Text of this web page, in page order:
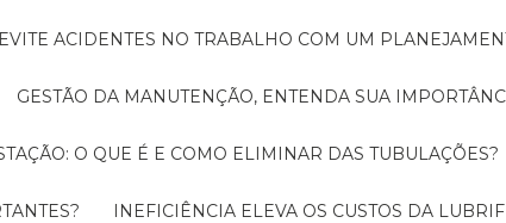
EVITE ACIDENTES NO TRABALHO COM UM
GESTÃO DA MANUTENÇÃO, ENTENDA SUA
O QUE É E COMO ELIMINAR DAS TUBULAÇÕES?
INEFICIÊNCIA ELEVA OS CUSTOS DA